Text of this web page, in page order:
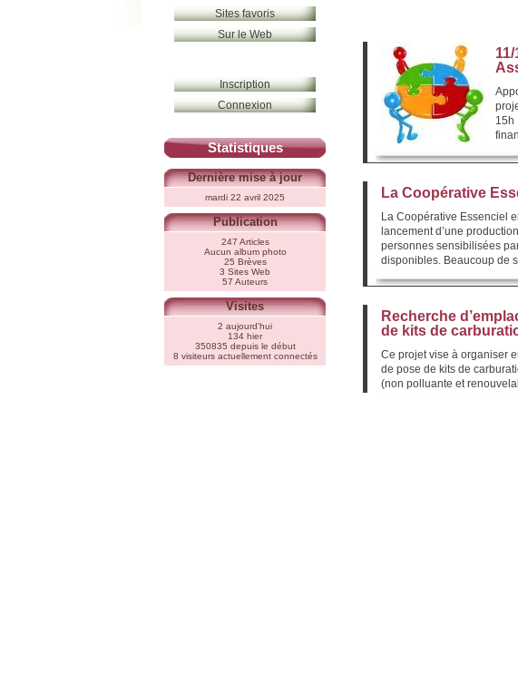
15h
La Coopérative
La Coopérative Essenciel
lancement d’une
personnes sensibilisées
disponibles. Beaucoup de
Recherche
de kits de
Ce projet vise à organiser
de pose de kits de
(non polluante et
Sites favoris
Sur le Web
Inscription
Connexion
Statistiques
Dernière mise à jour
mardi 22 avril 2025
Publication
247 Articles
Aucun album photo
25 Brèves
3 Sites Web
57 Auteurs
Visites
2 aujourd'hui
134 hier
350835 depuis le début
8 visiteurs actuellement connectés